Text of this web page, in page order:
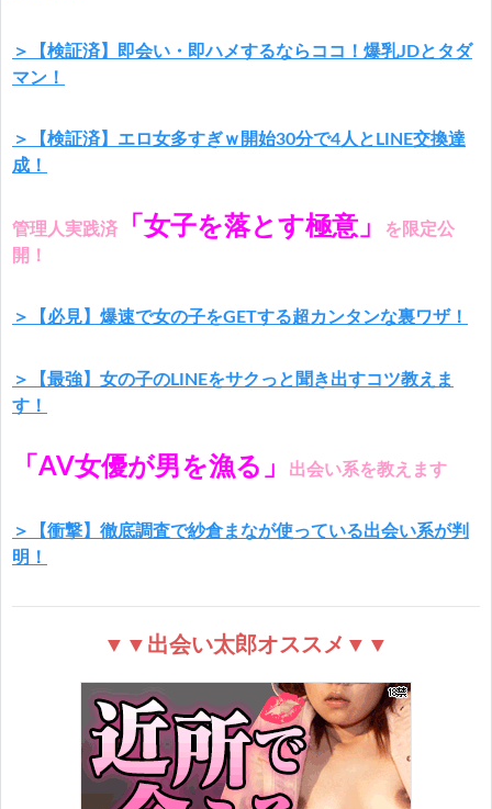
＞【検証済】即会い・即ハメするならココ！爆乳JDとタダ
マン！
＞【検証済】エロ女多すぎｗ開始30分で4人とLINE交換達
成！
管理人実践済 「女子を落とす極意」
を限定公
開！
＞【必見】爆速で女の子をGETする超カンタンな裏ワザ！
＞【最強】女の子のLINEをサクっと聞き出すコツ教えま
す！
「AV女優が男を漁る」 出会い系を教えます
＞【衝撃】徹底調査で紗倉まなが使っている出会い系が判
明！
▼▼出会い太郎オススメ▼▼